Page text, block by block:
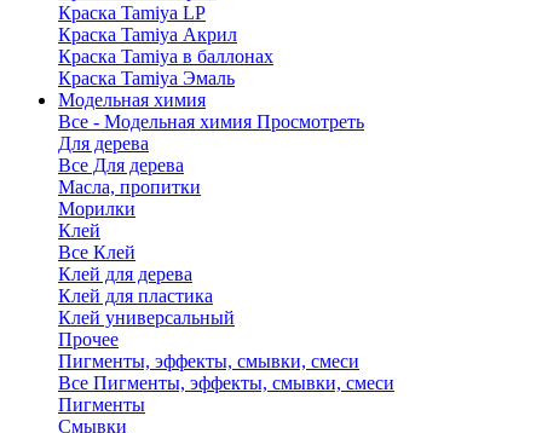
Краска Tamiya LP
Краска Tamiya Акрил
Краска Tamiya в баллонах
Краска Tamiya Эмаль
Модельная химия
Все - Модельная химия Просмотреть
Для дерева
Все Для дерева
Масла, пропитки
Морилки
Клей
Все Клей
Клей для дерева
Клей для пластика
Клей универсальный
Прочее
Пигменты, эффекты, смывки, смеси
Все Пигменты, эффекты, смывки, смеси
Пигменты
Смывки